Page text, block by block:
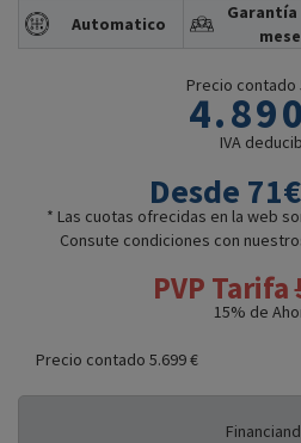
Automatico
Garantía
Precio contado
IVA
Desde
* Las cuotas ofrecidas en la web
Consute condiciones con
PVP Tarifa
15% de
Precio contado 5.699 €